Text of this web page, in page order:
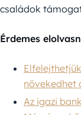
családok
Érdemes
növekedhet
Az igazi